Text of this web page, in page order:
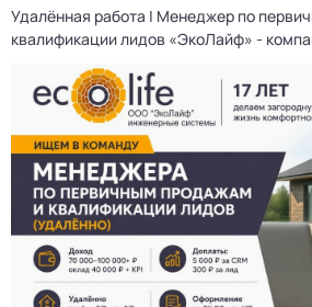
Удалённая работа | Менеджер по
квалификации лидов «ЭкоЛайф» -